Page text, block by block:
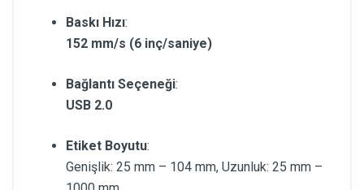
Baskı Hızı:
152 mm/s (6 inç/saniye)
Bağlantı Seçeneği:
USB 2.0
Etiket Boyutu:
Genişlik: 25 mm – 104 mm, Uzunluk: 25 mm –